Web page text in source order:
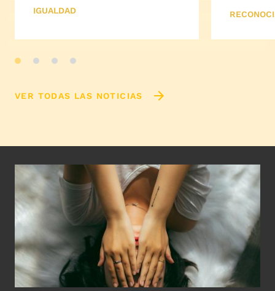
IGUALDAD
VER TODAS LAS NOTICIAS